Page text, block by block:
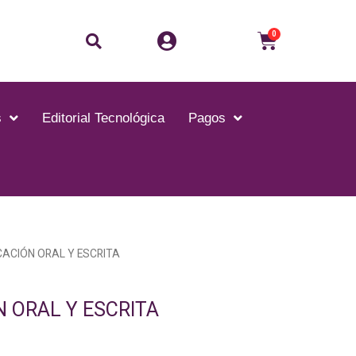
Buscar 0Carrito
Editorial Tecnológica Pagos
ORAL Y ESCRITA
ORAL Y ESCRITA